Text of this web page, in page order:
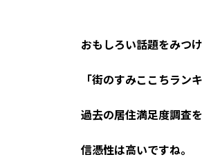
おもしろい話題をみつけ
「街のすみここちラン
過去の居住満足度調査
信憑性は高いですね。